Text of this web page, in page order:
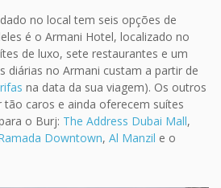
no local tem seis opções de
é o Armani Hotel, localizado no
de luxo, sete restaurantes e um
diárias no Armani custam a partir de
na data da sua viagem). Os outros
caros e ainda oferecem suítes
o Burj: The Address Dubai Mall,
Downtown, Al Manzil e o